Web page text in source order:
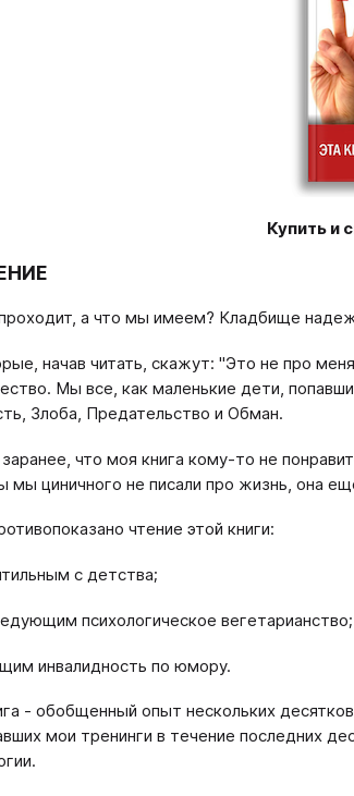
Купить и
а что мы имеем? Кладбище
начав читать, скажут: "Это не про
Мы все, как маленькие дети,
Злоба, Предательство и Обман.
что моя книга кому-то не
мы циничного не писали про жизнь, она
чтение этой книги:
с детства;
психологическое вегетарианство;
инвалидность по юмору.
- обобщенный опыт нескольких
мои тренинги в течение последних